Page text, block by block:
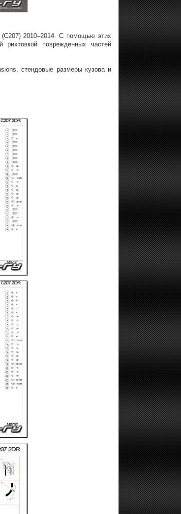
(C207) 2010–2014. С помощью этих
поврежденных частей
стендовые размеры кузова и